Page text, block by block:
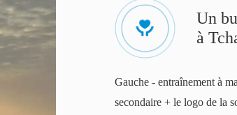
Un
à
Gauche - entraînement à
secondaire + le logo de la